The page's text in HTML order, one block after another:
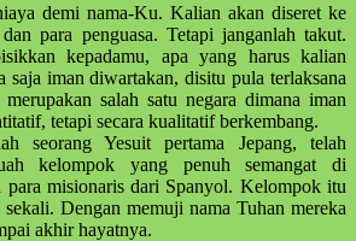
demi nama-Ku. Kalian akan diseret ke
para penguasa. Tetapi janganlah takut.
kepadamu, apa yang harus kalian
saja iman diwartakan, disitu pula terlaksana
salah satu negara dimana iman
tetapi secara kualitatif berkembang.
seorang Yesuit pertama Jepang, telah
kelompok yang penuh semangat di
para misionaris dari Spanyol. Kelompok itu
sekali. Dengan memuji nama Tuhan mereka
akhir hayatnya.